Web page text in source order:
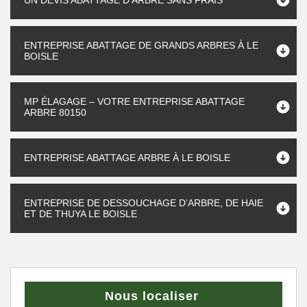
ENTREPRISE ABATTAGE DE GRANDS ARBRES À LE
BOISLE
MP ÉLAGAGE – VOTRE ENTREPRISE ABATTAGE
ARBRE 80150
ENTREPRISE ABATTAGE ARBRE À LE BOISLE
ENTREPRISE DE DESSOUCHAGE D’ARBRE, DE HAIE
ET DE THUYA LE BOISLE
Nous localiser